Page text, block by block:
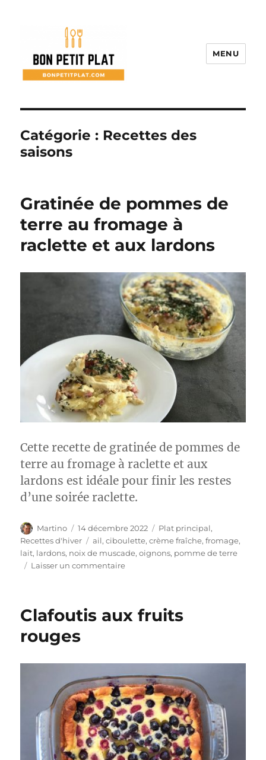
MENU
Catégorie : Recettes des
saisons
Gratinée de pommes de
terre au fromage à
raclette et aux lardons
Cette recette de gratinée de pommes de
terre au fromage à raclette et aux
lardons est idéale pour finir les restes
d’une soirée raclette.
Auteur
Martino
Publié
le
14 décembre 2022 Catégories
Plat principal,
Recettes d'hiver
Étiquettes
ail,ciboulette,crème fraîche,fromage,
lait, lardons, noix de muscade,oignons, pomme de terre
Laisser un commentairesur
de
à
raclette
et
aux
lardons
Clafoutis aux fruits
rouges